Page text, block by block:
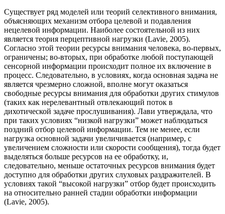
Существует ряд моделей или теорий селективного внимания,
объясняющих механизм отбора целевой и подавления
нецелевой информации. Наиболее состоятельной из них
является теория перцептивной нагрузки (Lavie, 2005).
Согласно этой теории ресурсы внимания человека, во-первых,
ограничены; во-вторых, при обработке любой поступающей
сенсорной информации происходит полное их включение в
процесс. Следовательно, в условиях, когда основная задача не
является чрезмерно сложной, вполне могут оказаться
свободные ресурсы внимания для обработки других стимулов
(таких как нерелевантный отвлекающий поток в
дихотической задаче прослушивания). Лави утверждала, что
при таких условиях “низкой нагрузки” может наблюдаться
поздний отбор целевой информации. Тем не менее, если
нагрузка основной задачи увеличивается (например, с
увеличением сложности или скорости сообщения), тогда будет
выделяться больше ресурсов на ее обработку, и,
следовательно, меньше остаточных ресурсов внимания будет
доступно для обработки других слуховых раздражителей. В
условиях такой “высокой нагрузки” отбор будет происходить
на относительно ранней стадии обработки информации
(Lavie, 2005).